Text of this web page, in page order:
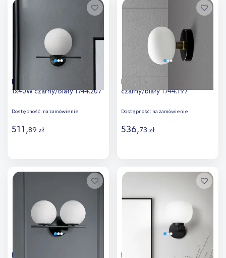
Dodaj do
porównania
Miloox Jugen Black kinkiet
1x40W czarny/biały 1744.207
Dostępność: na zamówienie
511,89 zł
porównania
Miloox Mose kinkiet 1x28W
czarny/biały 1744.197
Dostępność: na zamówienie
536,73 zł
porównania
Miloox Jugen Black kinkiet
Miloox Bombo kinkiet 1x40W